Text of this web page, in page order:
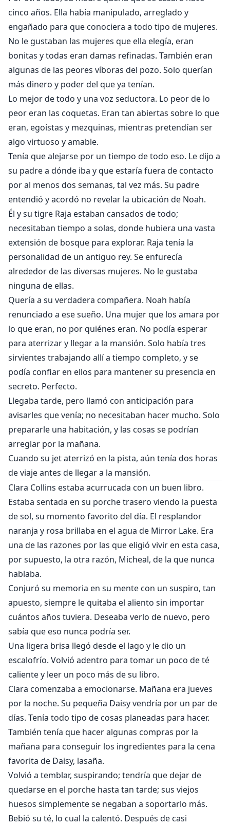
cinco años. Ella había manipulado, arreglado y
engañado para que conociera a todo tipo de mujeres.
No le gustaban las mujeres que ella elegía, eran
bonitas y todas eran damas refinadas. También eran
algunas de las peores víboras del pozo. Solo querían
más dinero y poder del que ya tenían.
Lo mejor de todo y una voz seductora. Lo peor de lo
peor eran las coquetas. Eran tan abiertas sobre lo que
eran, egoístas y mezquinas, mientras pretendían ser
algo virtuoso y amable.
Tenía que alejarse por un tiempo de todo eso. Le dijo a
su padre a dónde iba y que estaría fuera de contacto
por al menos dos semanas, tal vez más. Su padre
entendió y acordó no revelar la ubicación de Noah.
Él y su tigre Raja estaban cansados de todo;
necesitaban tiempo a solas, donde hubiera una vasta
extensión de bosque para explorar. Raja tenía la
personalidad de un antiguo rey. Se enfurecía
alrededor de las diversas mujeres. No le gustaba
ninguna de ellas.
Quería a su verdadera compañera. Noah había
renunciado a ese sueño. Una mujer que los amara por
lo que eran, no por quiénes eran. No podía esperar
para aterrizar y llegar a la mansión. Solo había tres
sirvientes trabajando allí a tiempo completo, y se
podía confiar en ellos para mantener su presencia en
secreto. Perfecto.
Llegaba tarde, pero llamó con anticipación para
avisarles que venía; no necesitaban hacer mucho. Solo
prepararle una habitación, y las cosas se podrían
arreglar por la mañana.
Cuando su jet aterrizó en la pista, aún tenía dos horas
de viaje antes de llegar a la mansión.
Clara Collins estaba acurrucada con un buen libro.
Estaba sentada en su porche trasero viendo la puesta
de sol, su momento favorito del día. El resplandor
naranja y rosa brillaba en el agua de Mirror Lake. Era
una de las razones por las que eligió vivir en esta casa,
por supuesto, la otra razón, Micheal, de la que nunca
hablaba.
Conjuró su memoria en su mente con un suspiro, tan
apuesto, siempre le quitaba el aliento sin importar
cuántos años tuviera. Deseaba verlo de nuevo, pero
sabía que eso nunca podría ser.
Una ligera brisa llegó desde el lago y le dio un
escalofrío. Volvió adentro para tomar un poco de té
caliente y leer un poco más de su libro.
Clara comenzaba a emocionarse. Mañana era jueves
por la noche. Su pequeña Daisy vendría por un par de
días. Tenía todo tipo de cosas planeadas para hacer.
También tenía que hacer algunas compras por la
mañana para conseguir los ingredientes para la cena
favorita de Daisy, lasaña.
Volvió a temblar, suspirando; tendría que dejar de
quedarse en el porche hasta tan tarde; sus viejos
huesos simplemente se negaban a soportarlo más.
Bebió su té, lo cual la calentó. Después de casi